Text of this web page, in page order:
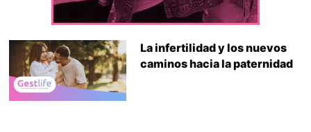
La infertilidad y los nuevos
caminos hacia la paternidad